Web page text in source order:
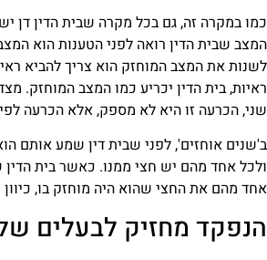
כמו במקרה זה, גם בכל מקרה שבית הדין דן
המצב שבית הדין רואה לפני הטענות הוא
לשנות את המצב המוחזק הוא צריך להביא
ראיות, בית הדין יכריע כמו המצב המוחזק.
שני, הכרעה זו היא לא מספק, אלא הכרעה
ב'שנים אוחזים', לפני שבית דין שמע אותם
ולכל אחד מהם יש חצי ממנו. כאשר בית הדין
אחד מהם את החצי שהוא היה מוחזק בו,
הנפקד מחזיק לבעלים